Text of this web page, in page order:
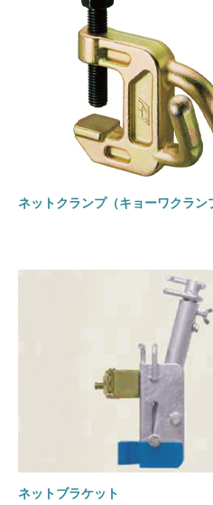
ネットクランプ（キョーワクラン
ネットブラケット